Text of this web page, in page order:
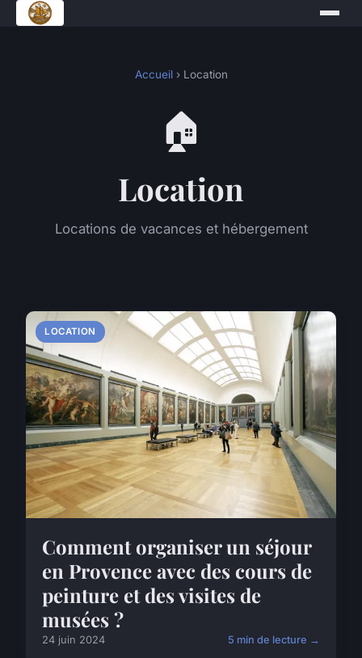
Accueil› Location
🏠
Location
Locations de vacances et hébergement
LOCATION
Comment organiser un séjour
en Provence avec des cours de
peinture et des visites de
musées ?
24 juin 2024 5 min de lecture →